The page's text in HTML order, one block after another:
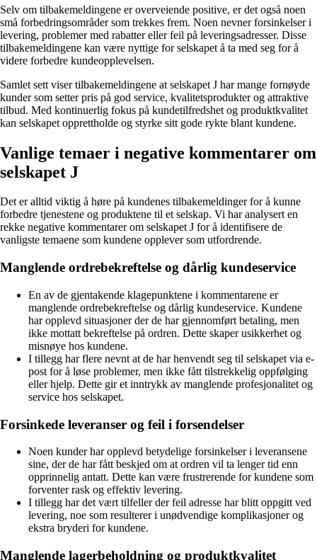
Selv om tilbakemeldingene er overveiende positive, er det også noen
små forbedringsområder som trekkes frem. Noen nevner forsinkelser i
levering, problemer med rabatter eller feil på leveringsadresser. Disse
tilbakemeldingene kan være nyttige for selskapet å ta med seg for å
videre forbedre kundeopplevelsen.
Samlet sett viser tilbakemeldingene at selskapet J har mange fornøyde
kunder som setter pris på god service, kvalitetsprodukter og attraktive
tilbud. Med kontinuerlig fokus på kundetilfredshet og produktkvalitet
kan selskapet opprettholde og styrke sitt gode rykte blant kundene.
Vanlige temaer i negative kommentarer om
selskapet J
Det er alltid viktig å høre på kundenes tilbakemeldinger for å kunne
forbedre tjenestene og produktene til et selskap. Vi har analysert en
rekke negative kommentarer om selskapet J for å identifisere de
vanligste temaene som kundene opplever som utfordrende.
Manglende ordrebekreftelse og dårlig kundeservice
En av de gjentakende klagepunktene i kommentarene er
manglende ordrebekreftelse og dårlig kundeservice. Kundene
har opplevd situasjoner der de har gjennomført betaling, men
ikke mottatt bekreftelse på ordren. Dette skaper usikkerhet og
misnøye hos kundene.
I tillegg har flere nevnt at de har henvendt seg til selskapet via e-
post for å løse problemer, men ikke fått tilstrekkelig oppfølging
eller hjelp. Dette gir et inntrykk av manglende profesjonalitet og
service hos selskapet.
Forsinkede leveranser og feil i forsendelser
Noen kunder har opplevd betydelige forsinkelser i leveransene
sine, der de har fått beskjed om at ordren vil ta lenger tid enn
opprinnelig antatt. Dette kan være frustrerende for kundene som
forventer rask og effektiv levering.
I tillegg har det vært tilfeller der feil adresse har blitt oppgitt ved
levering, noe som resulterer i unødvendige komplikasjoner og
ekstra bryderi for kundene.
Manglende lagerbeholdning og produktkvalitet